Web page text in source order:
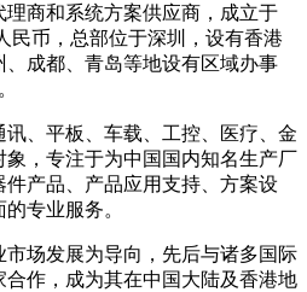
商和系统方案供应商，成立于
民币，总部位于深圳，设有香港
成都、青岛等地设有区域办事
、平板、车载、工控、医疗、金
，专注于为中国国内知名生产厂
产品、产品应用支持、方案设
专业服务。
场发展为导向，先后与诸多国际
作，成为其在中国大陆及香港地